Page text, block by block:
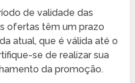
de validade das
ofertas têm um prazo
atual, que é válida até o
se de realizar sua
da promoção.